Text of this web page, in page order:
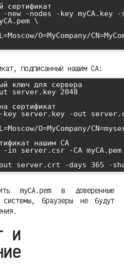
сертификат
-nodes -key myCA.key -
\
O=MyCompany/
подписанный нашим CA:
ключ для сервера
server.key 2048
сертификат
-key server.key -out
O=MyCompany/
нашим CA
in server.csr -CA myCA.pem
server.crt -days 365 -
myCA.pem в доверенные
системы, браузеры не будут
и